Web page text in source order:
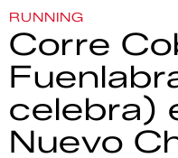
RUNNING
Corre
celebra)
Nuevo